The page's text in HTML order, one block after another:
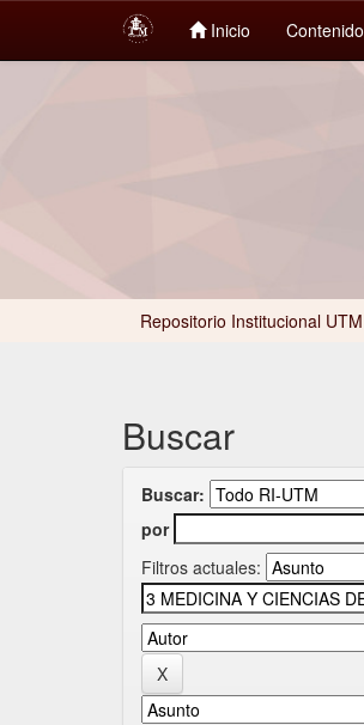
Inicio Contenido
Repositorio Institucional UTM
Buscar
Buscar:
por
Filtros actuales: